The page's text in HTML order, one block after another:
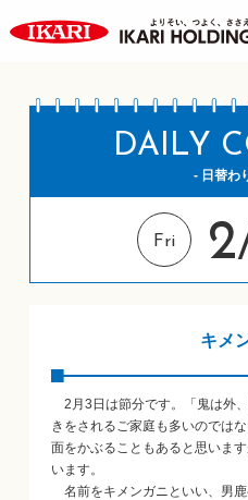
DAILY
- 日替わ
Fri 2
キメ
2月3日は節分です。「鬼は外
きをされるご家庭も多いのでは
面をかぶることもあると思いま
います。
名前をキメンガニといい、男